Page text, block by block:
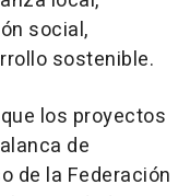
social,
sostenible.
los proyectos
de
de la Federación